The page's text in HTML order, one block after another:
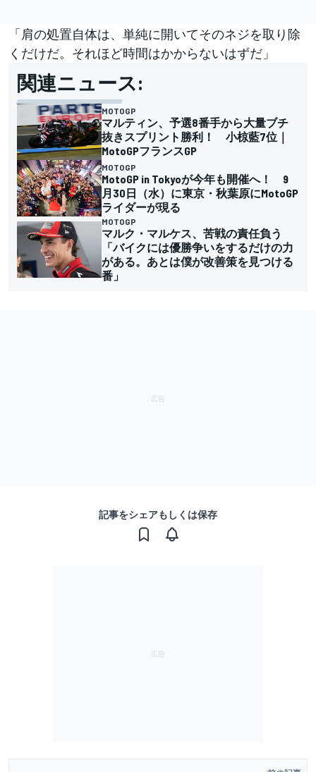
「肩の処置自体は、単純に開いてそのネジを取り除
くだけだ。それほど時間はかからないはずだ」
関連ニュース:
MOTOGP
マルティン、予選8番手から大量ブチ
抜きスプリント勝利！ 小椋藍7位｜
MotoGPフランスGP
MOTOGP
MotoGP in Tokyoが今年も開催へ！ 9
月30日（水）に東京・秋葉原にMotoGP
ライダーが現る
MOTOGP
マルク・マルケス、苦戦の責任負う
「バイクには優勝争いをするだけの力
がある。あとは僕が改善策を見つける
番」
記事をシェアもしくは保存